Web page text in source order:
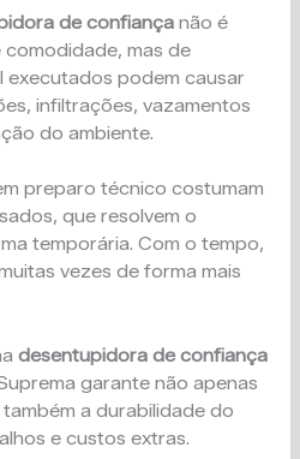
de confiança não é
mas de
executados podem causar
infiltrações, vazamentos
do ambiente.
preparo técnico costumam
que resolvem o
temporária. Com o tempo,
vezes de forma mais
desentupidora de confiança
garante não apenas
a durabilidade do
e custos extras.